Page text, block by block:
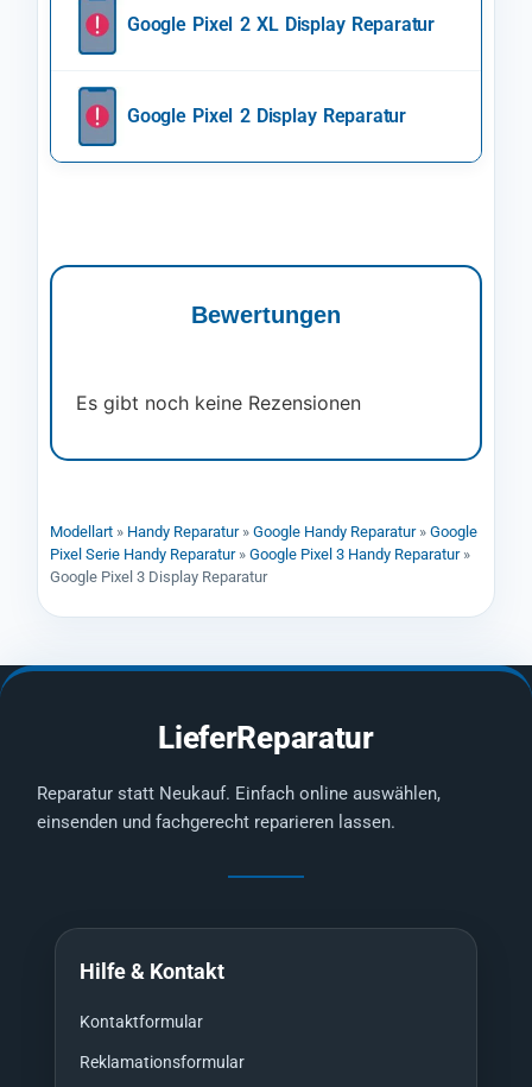
Google Pixel 2 XL Display Reparatur
Google Pixel 2 Display Reparatur
Bewertungen
Es gibt noch keine Rezensionen
Modellart » Handy Reparatur» Google Handy Reparatur» Google
Pixel Serie Handy Reparatur» Google Pixel 3 Handy Reparatur»
Google Pixel 3 Display Reparatur
LieferReparatur
Reparatur statt Neukauf. Einfach online auswählen,
einsenden und fachgerecht reparieren lassen.
Hilfe & Kontakt
Kontaktformular
Reklamationsformular